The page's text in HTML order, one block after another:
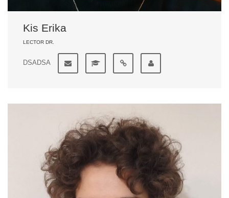
Kis Erika
LECTOR DR.
DSADSA